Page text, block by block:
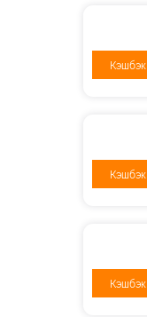
Кэшбэк
Кэшбэк
Кэшбэк